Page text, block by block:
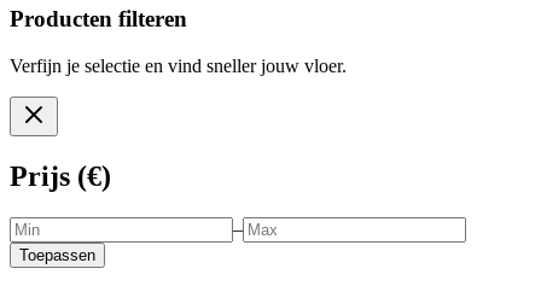
Producten filteren
Verfijn je selectie en vind sneller jouw vloer.
Prijs (€)
–
Toepassen